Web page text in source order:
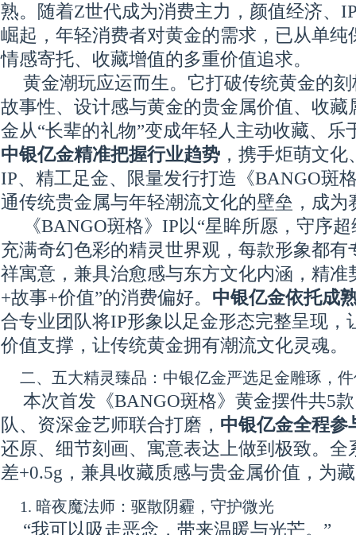
熟。随着Z世代成为消费主力，颜值经济、
崛起，年轻消费者对黄金的需求，已从单纯
情感寄托、收藏增值的多重价值追求。
黄金潮玩应运而生。它打破传统黄金的
故事性、设计感与黄金的贵金属价值、收藏
金从“长辈的礼物”变成年轻人主动收藏、乐
中银亿金精准把握行业趋势 ，携手炬萌文
IP、精工足金、限量发行打造《BANGO斑
通传统贵金属与年轻潮流文化的壁垒，成为
《BANGO斑格》IP以“星眸所愿，守序
充满奇幻色彩的精灵世界观，每款形象都有
祥寓意，兼具治愈感与东方文化内涵，精准
+故事+价值”的消费偏好。 中银亿金依托成
合专业团队将IP形象以足金形态完整呈现，
价值支撑，让传统黄金拥有潮流文化灵魂。
二、五大精灵臻品：中银亿金严选足金雕琢，
本次首发《BANGO斑格》黄金摆件共5
队、资深金艺师联合打磨， 中银亿金全程参
还原、细节刻画、寓意表达上做到极致。全
差+0.5g，兼具收藏质感与贵金属价值，为
1. 暗夜魔法师：驱散阴霾，守护微光
“我可以吸走恶念，带来温暖与光芒。”